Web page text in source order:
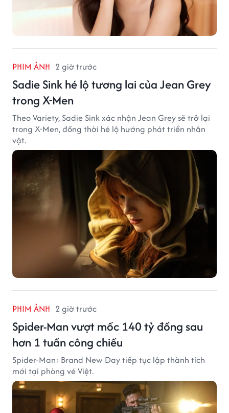
PHIM ẢNH 2 giờ trước
Sadie Sink hé lộ tương lai của Jean Grey
trong X-Men
Theo Variety, Sadie Sink xác nhận Jean Grey sẽ trở lại
trong X-Men, đồng thời hé lộ hướng phát triển nhân
vật.
PHIM ẢNH 2 giờ trước
Spider-Man vượt mốc 140 tỷ đồng sau
hơn 1 tuần công chiếu
Spider-Man: Brand New Day tiếp tục lập thành tích
mới tại phòng vé Việt.